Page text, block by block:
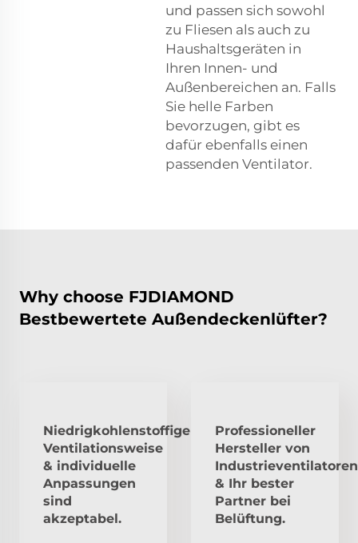
und passen sich sowohl
zu Fliesen als auch zu
Haushaltsgeräten in
Ihren Innen- und
Außenbereichen an. Falls
Sie helle Farben
bevorzugen, gibt es
dafür ebenfalls einen
passenden Ventilator.
Why choose FJDIAMOND
Bestbewertete Außendeckenlüfter?
Niedrigkohlenstoffige
Ventilationsweise
& individuelle
Anpassungen
sind
akzeptabel.
Professioneller
Hersteller von
Industrieventilatoren
& Ihr bester
Partner bei
Belüftung.